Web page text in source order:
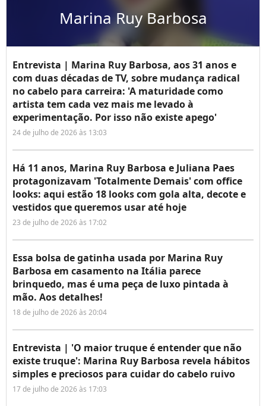
Marina Ruy Barbosa
Entrevista | Marina Ruy Barbosa, aos 31 anos e
com duas décadas de TV, sobre mudança radical
no cabelo para carreira: 'A maturidade como
artista tem cada vez mais me levado à
experimentação. Por isso não existe apego'
24 de julho de 2026 às 13:03
Há 11 anos, Marina Ruy Barbosa e Juliana Paes
protagonizavam 'Totalmente Demais' com office
looks: aqui estão 18 looks com gola alta, decote e
vestidos que queremos usar até hoje
23 de julho de 2026 às 17:02
Essa bolsa de gatinha usada por Marina Ruy
Barbosa em casamento na Itália parece
brinquedo, mas é uma peça de luxo pintada à
mão. Aos detalhes!
18 de julho de 2026 às 20:04
Entrevista | 'O maior truque é entender que não
existe truque': Marina Ruy Barbosa revela hábitos
simples e preciosos para cuidar do cabelo ruivo
17 de julho de 2026 às 17:03